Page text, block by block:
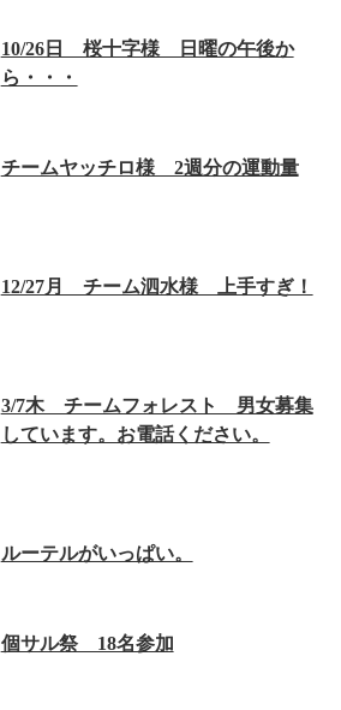
10/26日 桜十字様 日曜の午後か
ら・・・
チームヤッチロ様 2週分の運動量
12/27月 チーム泗水様 上手すぎ！
3/7木 チームフォレスト 男女募集
しています。お電話ください。
ルーテルがいっぱい。
個サル祭 18名参加